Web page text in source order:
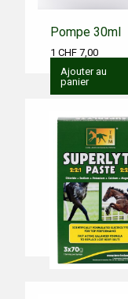
Pompe 30ml
1 CHF 7,00
Ajouter au
panier